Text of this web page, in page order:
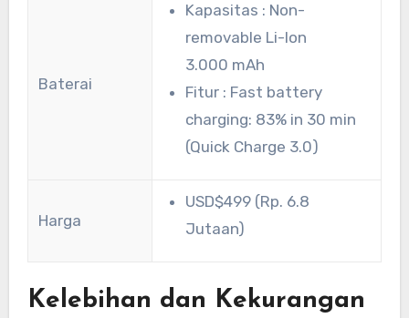
Baterai
Kapasitas : Non-
removable Li-Ion
3.000 mAh
Fitur : Fast battery
charging: 83% in 30 min
(Quick Charge 3.0)
Harga
USD$499 (Rp. 6.8
Jutaan)
Kelebihan dan Kekurangan